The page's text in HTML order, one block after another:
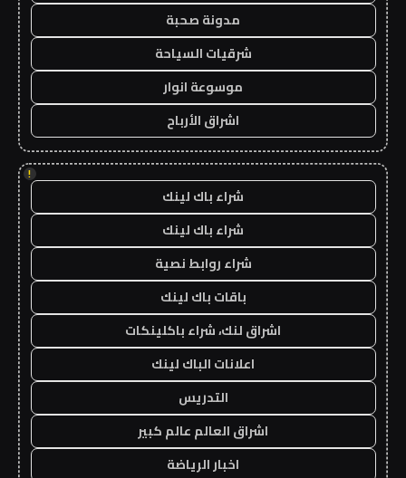
مدونة صحبة
شرقيات السياحة
موسوعة انوار
اشراق الأرباح
!
شراء باك لينك
شراء باك لينك
شراء روابط نصية
باقات باك لينك
اشراق لنك، شراء باكلينكات
اعلانات الباك لينك
التدريس
اشراق العالم عالم كبير
اخبار الرياضة